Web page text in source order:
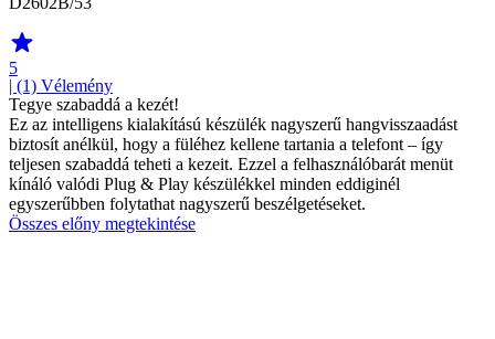
5
| (1) Vélemény
Tegye szabaddá a kezét!
Ez az intelligens kialakítású készülék nagyszerű hangvisszaadást
biztosít anélkül, hogy a füléhez kellene tartania a telefont – így
teljesen szabaddá teheti a kezeit. Ezzel a felhasználóbarát menüt
kínáló valódi Plug & Play készülékkel minden eddiginél
egyszerűbben folytathat nagyszerű beszélgetéseket.
Összes előny megtekintése